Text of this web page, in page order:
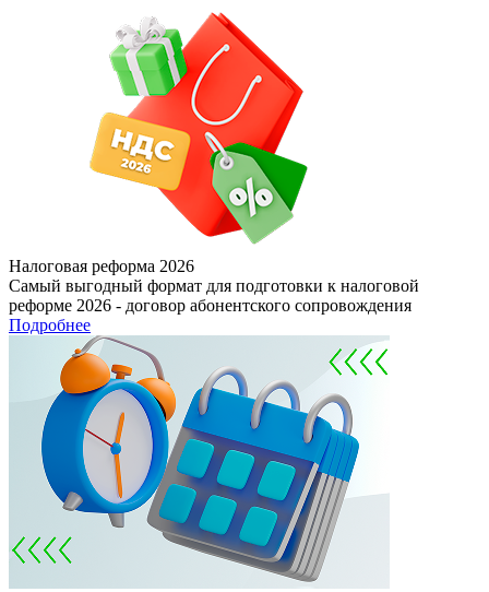
Налоговая реформа 2026
Самый выгодный формат для подготовки к налоговой
реформе 2026 - договор абонентского сопровождения
Подробнее